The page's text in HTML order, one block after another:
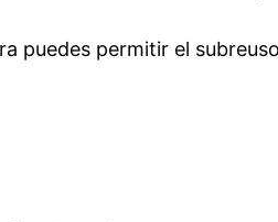
puedes permitir el